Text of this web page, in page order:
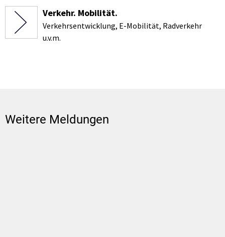
Verkehr. Mobilität.
Verkehrsentwicklung, E-Mobilität, Radverkehr
u.v.m.
Weitere Meldungen